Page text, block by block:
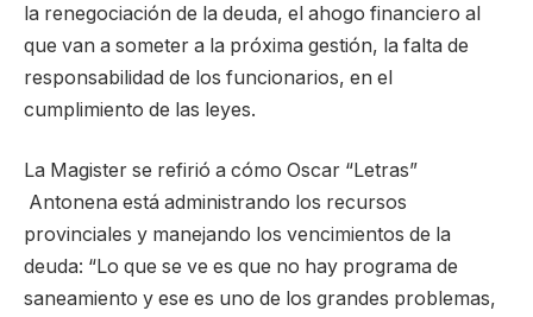
la renegociación de la deuda, el ahogo financiero al
que van a someter a la próxima gestión, la falta de
responsabilidad de los funcionarios, en el
cumplimiento de las leyes.
La Magister se refirió a cómo Oscar “Letras”
Antonena está administrando los recursos
provinciales y manejando los vencimientos de la
deuda: “Lo que se ve es que no hay programa de
saneamiento y ese es uno de los grandes problemas,